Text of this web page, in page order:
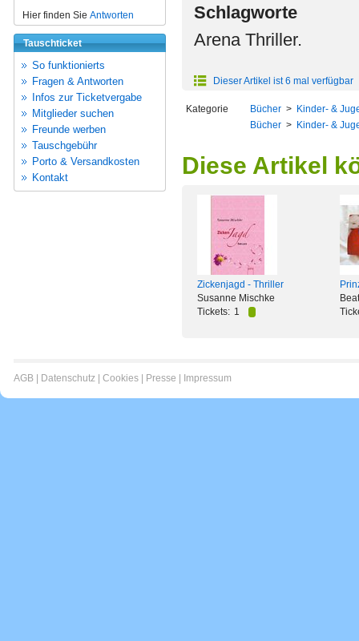
Hier finden Sie Antworten
Tauschticket
So funktionierts
Fragen & Antworten
Infos zur Ticketvergabe
Mitglieder suchen
Freunde werben
Tauschgebühr
Porto & Versandkosten
Kontakt
Schlagworte
Arena Thriller.
Dieser Artikel ist 6 mal verfügbar
Kategorie Bücher > Kinder- &
Bücher > Kinder- &
Diese Artikel
Zickenjagd - Thriller
Susanne Mischke
Tickets: 1
AGB Datenschutz Cookies Presse Impressum